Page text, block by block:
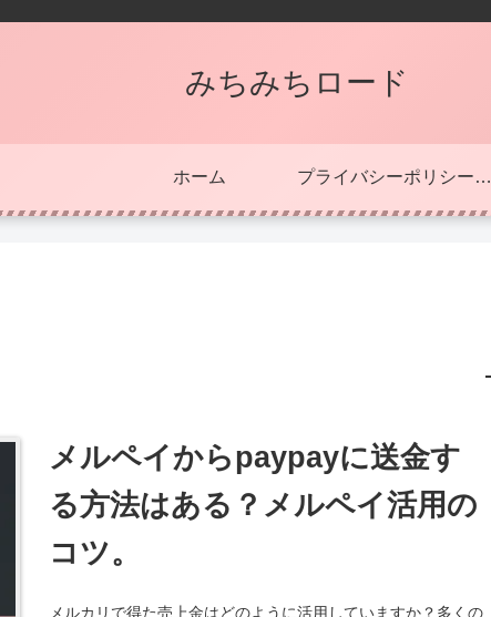
みちみちロード
ホーム プライバシーポリシー・免責事項
メルペイからpaypayに送金す
る方法はある？メルペイ活用の
コツ。
メルカリで得た売上金はどのように活用していますか？多くの